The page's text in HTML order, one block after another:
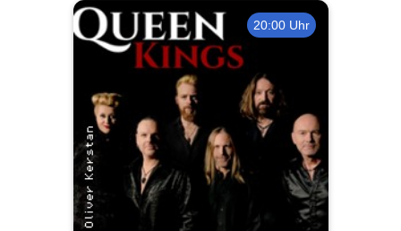
20:00 Uhr